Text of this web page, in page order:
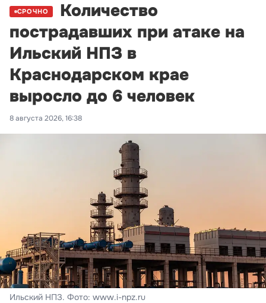
СРОЧНО
Количество
пострадавших при атаке на
Ильский НПЗ в
Краснодарском крае
выросло до 6 человек
8 августа 2026, 16:38
Ильский НПЗ. Фото: www.i-npz.ru